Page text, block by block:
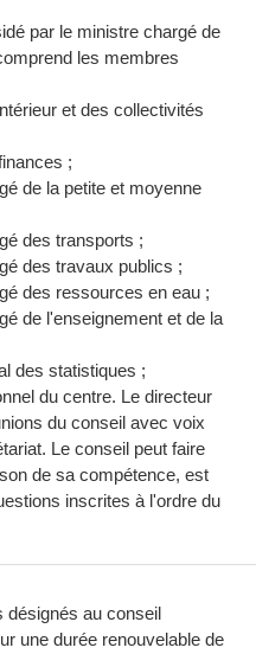
par le ministre chargé de
les membres
et des collectivités
;
de la petite et moyenne
des transports ;
des travaux publics ;
des ressources en eau ;
de l'enseignement et de la
des statistiques ;
du centre. Le directeur
du conseil avec voix
Le conseil peut faire
de sa compétence, est
inscrites à l'ordre du
désignés au conseil
une durée renouvelable de